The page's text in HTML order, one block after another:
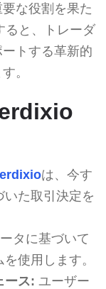
な役割を果た
ると、トレーダ
トする革新的
。
は、今す
いた取引決定を
タに基づいて
使用します。
ース: ユーザー